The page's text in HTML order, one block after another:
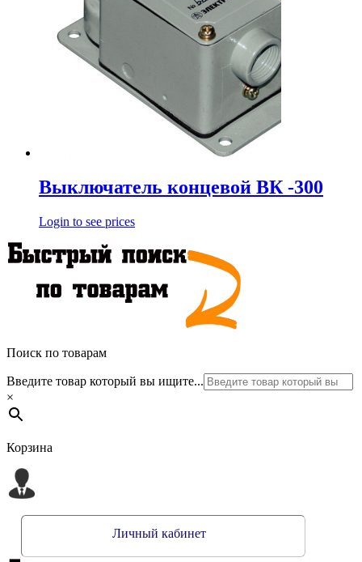
Выключатель концевой ВК -300
Login to see prices
Поиск по товарам
Введите товар который вы ищите...
×
Корзина
Личный кабинет